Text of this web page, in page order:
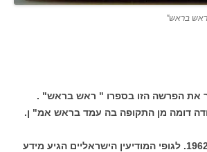
בראש"
את הפרשה הזו בספרו " ראש בראש" .
דומה מן התקופה בה עמד בראש אמ" ן.
הדבר היה בנובמבר 1962. לגופי המודיעין הישראליים הגיע מידע